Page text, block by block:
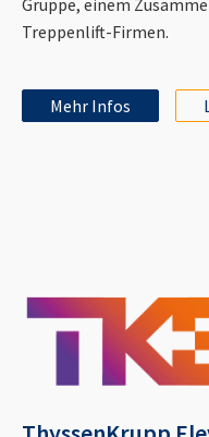
Treppenlift-Firmen.
Mehr Infos